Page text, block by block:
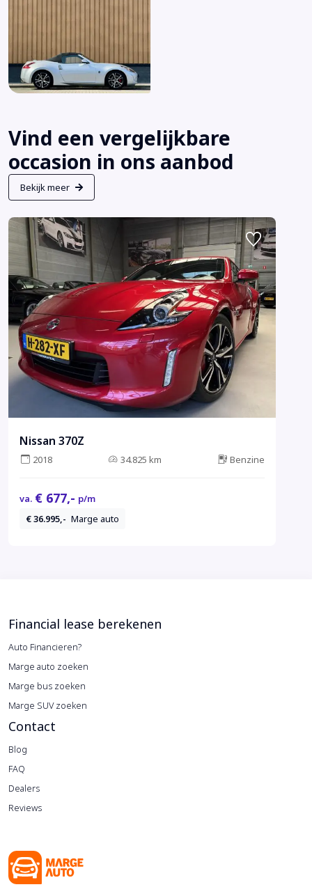
Vind een vergelijkbare
occasion in ons aanbod
Bekijk meer
Nissan 370Z
2018 34.825 km Benzine
va. € 677,- p/m
€ 36.995,- Marge auto
Financial lease berekenen
Auto Financieren?
Marge auto zoeken
Marge bus zoeken
Marge SUV zoeken
Contact
Blog
FAQ
Dealers
Reviews